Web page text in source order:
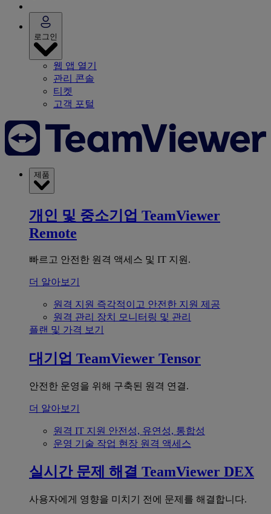
로그인
웹 앱 열기
관리 콘솔
티켓
고객 포털
제품
개인 및 중소기업 TeamViewer
Remote
빠르고 안전한 원격 액세스 및 IT 지원.
더 알아보기
원격 지원 즉각적이고 안전한 지원 제공
원격 관리 장치 모니터링 및 관리
플랜 및 가격 보기
대기업 TeamViewer Tensor
안전한 운영을 위해 구축된 원격 연결.
더 알아보기
원격 IT 지원 안전성, 유연성, 통합성
운영 기술 작업 현장 원격 액세스
실시간 문제 해결 TeamViewer DEX
사용자에게 영향을 미치기 전에 문제를 해결합니다.